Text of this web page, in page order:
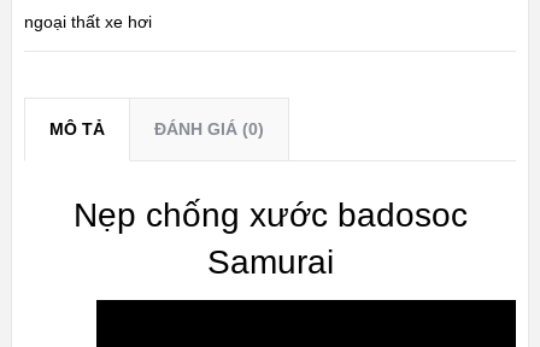
ngoại thất xe hơi
MÔ TẢ ĐÁNH GIÁ (0)
Nẹp chống xước badosoc
Samurai